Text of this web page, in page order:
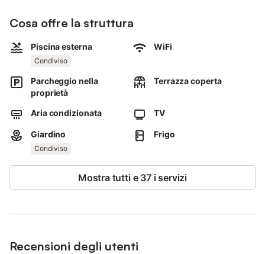
Maggiori informazioni sono fornite in loco.
Cosa offre la struttura
Piscina esterna
Condiviso
WiFi
Parcheggio nella
proprietà
Terrazza coperta
Aria condizionata TV
Giardino
Condiviso
Frigo
Mostra tutti e 37 i servizi
Recensioni degli utenti